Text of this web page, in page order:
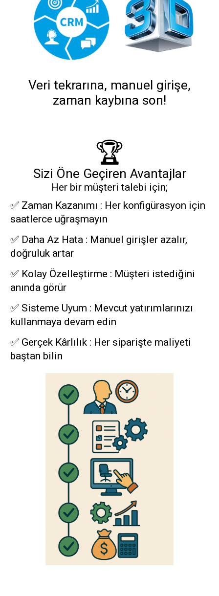
Veri tekrarına, manuel girişe,
zaman kaybına son!
🏆
Sizi Öne Geçiren Avantajlar
Her bir müşteri talebi için;
✅ Zaman Kazanımı : Her konfigürasyon için
saatlerce uğraşmayın
✅ Daha Az Hata : Manuel girişler azalır,
doğruluk artar
✅ Kolay Özelleştirme : Müşteri istediğini
anında görür
✅ Sisteme Uyum : Mevcut yatırımlarınızı
kullanmaya devam edin
✅ Gerçek Kârlılık : Her siparişte maliyeti
baştan bilin